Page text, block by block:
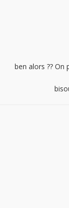
ben alors ??